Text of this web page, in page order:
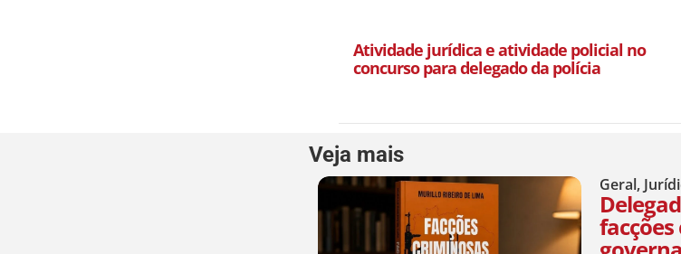
Atividade jurídica e atividade policial no
concurso para delegado da polícia
Veja mais
Geral,